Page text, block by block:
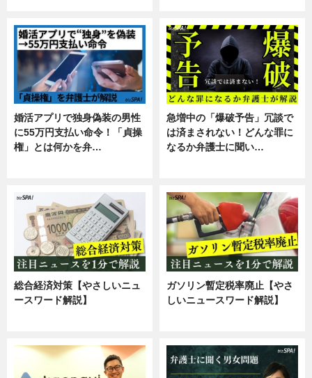
婚活アプリで独身偽装の男性
に55万円支払い命令！「貞操
権」とは何かを弁…
急増中の「爆破予告」冗談で
は済まされない！どんな罪に
なるか弁護士に聞い…
総合経済対策【やさしいニュ
ースワード解説】
ガソリン暫定税率廃止【やさ
しいニュースワード解説】